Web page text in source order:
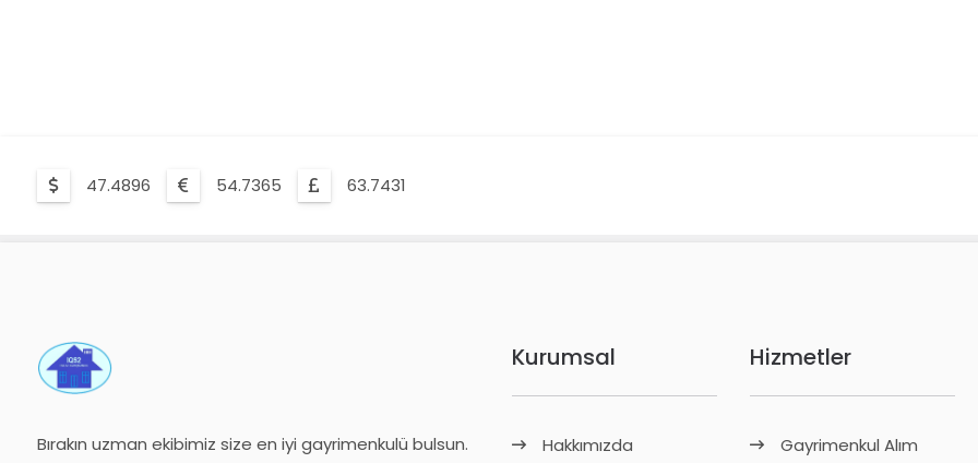
47.4896 54.7365 63.7431
Bırakın uzman ekibimiz size en iyi gayrimenkulü bulsun.
Kurumsal
Hakkımızda
Hizmetler
Gayrimenkul Alım